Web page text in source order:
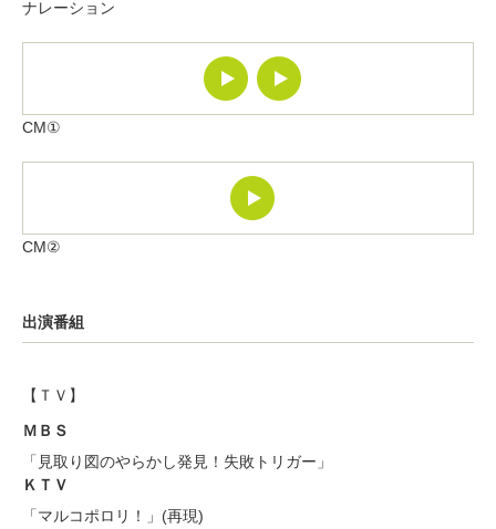
ナレーション
CM①
CM②
出演番組
【ＴＶ】
ＭＢＳ
「見取り図のやらかし発見！失敗トリガー」
ＫＴＶ
「マルコポロリ！」(再現)